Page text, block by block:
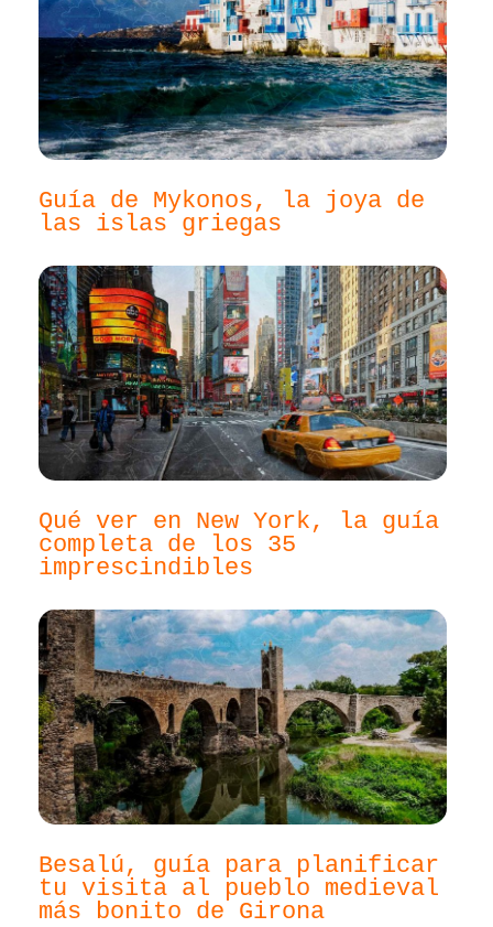
Guía de Mykonos, la joya de
las islas griegas
Qué ver en New York, la guía
completa de los 35
imprescindibles
Besalú, guía para planificar
tu visita al pueblo medieval
más bonito de Girona